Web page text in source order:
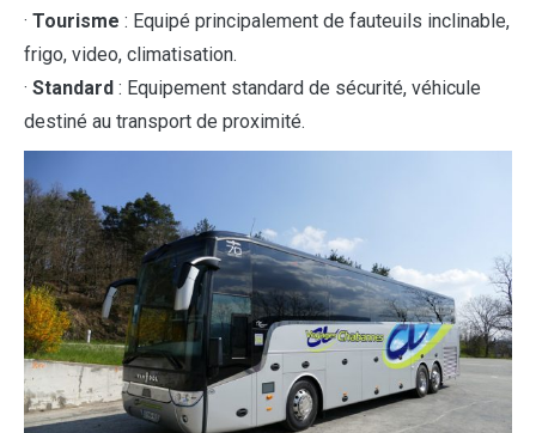
· Tourisme : Equipé principalement de fauteuils inclinable,
frigo, video, climatisation.
· Standard : Equipement standard de sécurité, véhicule
destiné au transport de proximité.